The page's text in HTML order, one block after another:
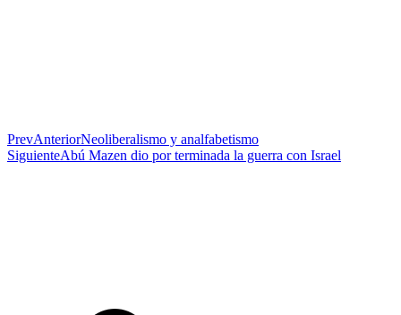
PrevAnteriorNeoliberalismo y analfabetismo
SiguienteAbú Mazen dio por terminada la guerra con Israel